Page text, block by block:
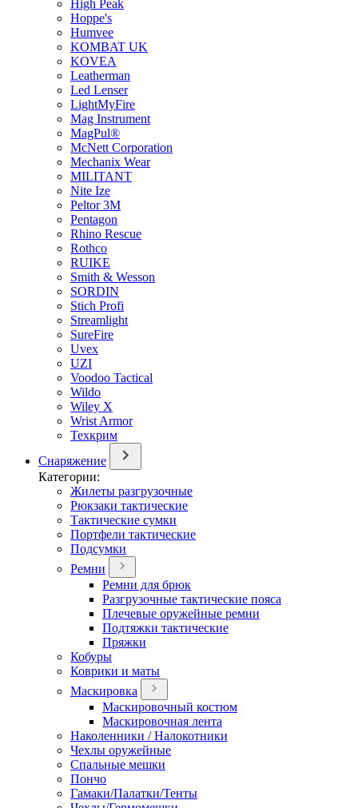
High Peak
Hoppe's
Humvee
KOMBAT UK
KOVEA
Leatherman
Led Lenser
LightMyFire
Mag Instrument
MagPul®
McNett Corporation
Mechanix Wear
MILITANT
Nite Ize
Peltor 3M
Pentagon
Rhino Rescue
Rothco
RUIKE
Smith & Wesson
SORDIN
Stich Profi
Streamlight
SureFire
Uvex
UZI
Voodoo Tactical
Wildo
Wiley X
Wrist Armor
Техкрим
Снаряжение
Категории:
Жилеты разгрузочные
Рюкзаки тактические
Тактические сумки
Портфели тактические
Подсумки
Ремни
Ремни для брюк
Разгрузочные тактические пояса
Плечевые оружейные ремни
Подтяжки тактические
Пряжки
Кобуры
Коврики и маты
Маскировка
Маскировочный костюм
Маскировочная лента
Наколенники / Налокотники
Чехлы оружейные
Спальные мешки
Пончо
Гамаки/Палатки/Тенты